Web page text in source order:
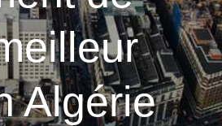
Algérie